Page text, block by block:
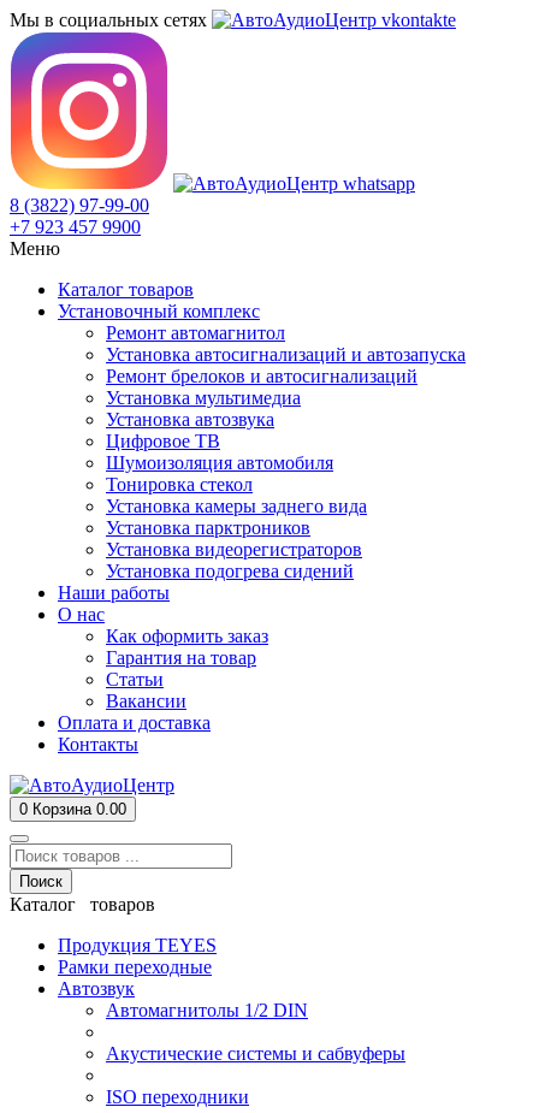
Мы в социальных сетях
8 (3822) 97-99-00
+7 923 457 9900
Меню
Каталог товаров
Установочный комплекс
Ремонт автомагнитол
Установка автосигнализаций и автозапуска
Ремонт брелоков и автосигнализаций
Установка мультимедиа
Установка автозвука
Цифровое ТВ
Шумоизоляция автомобиля
Тонировка стекол
Установка камеры заднего вида
Установка парктроников
Установка видеорегистраторов
Установка подогрева сидений
Наши работы
О нас
Как оформить заказ
Гарантия на товар
Статьи
Вакансии
Оплата и доставка
Контакты
0 Корзина 0.00
Поиск
Каталог товаров
Продукция TEYES
Рамки переходные
Автозвук
Автомагнитолы 1/2 DIN
Акустические системы и сабвуферы
ISO переходники